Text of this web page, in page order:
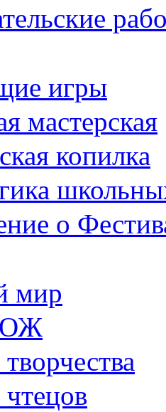
игры
мастерская
копилка
о
мир